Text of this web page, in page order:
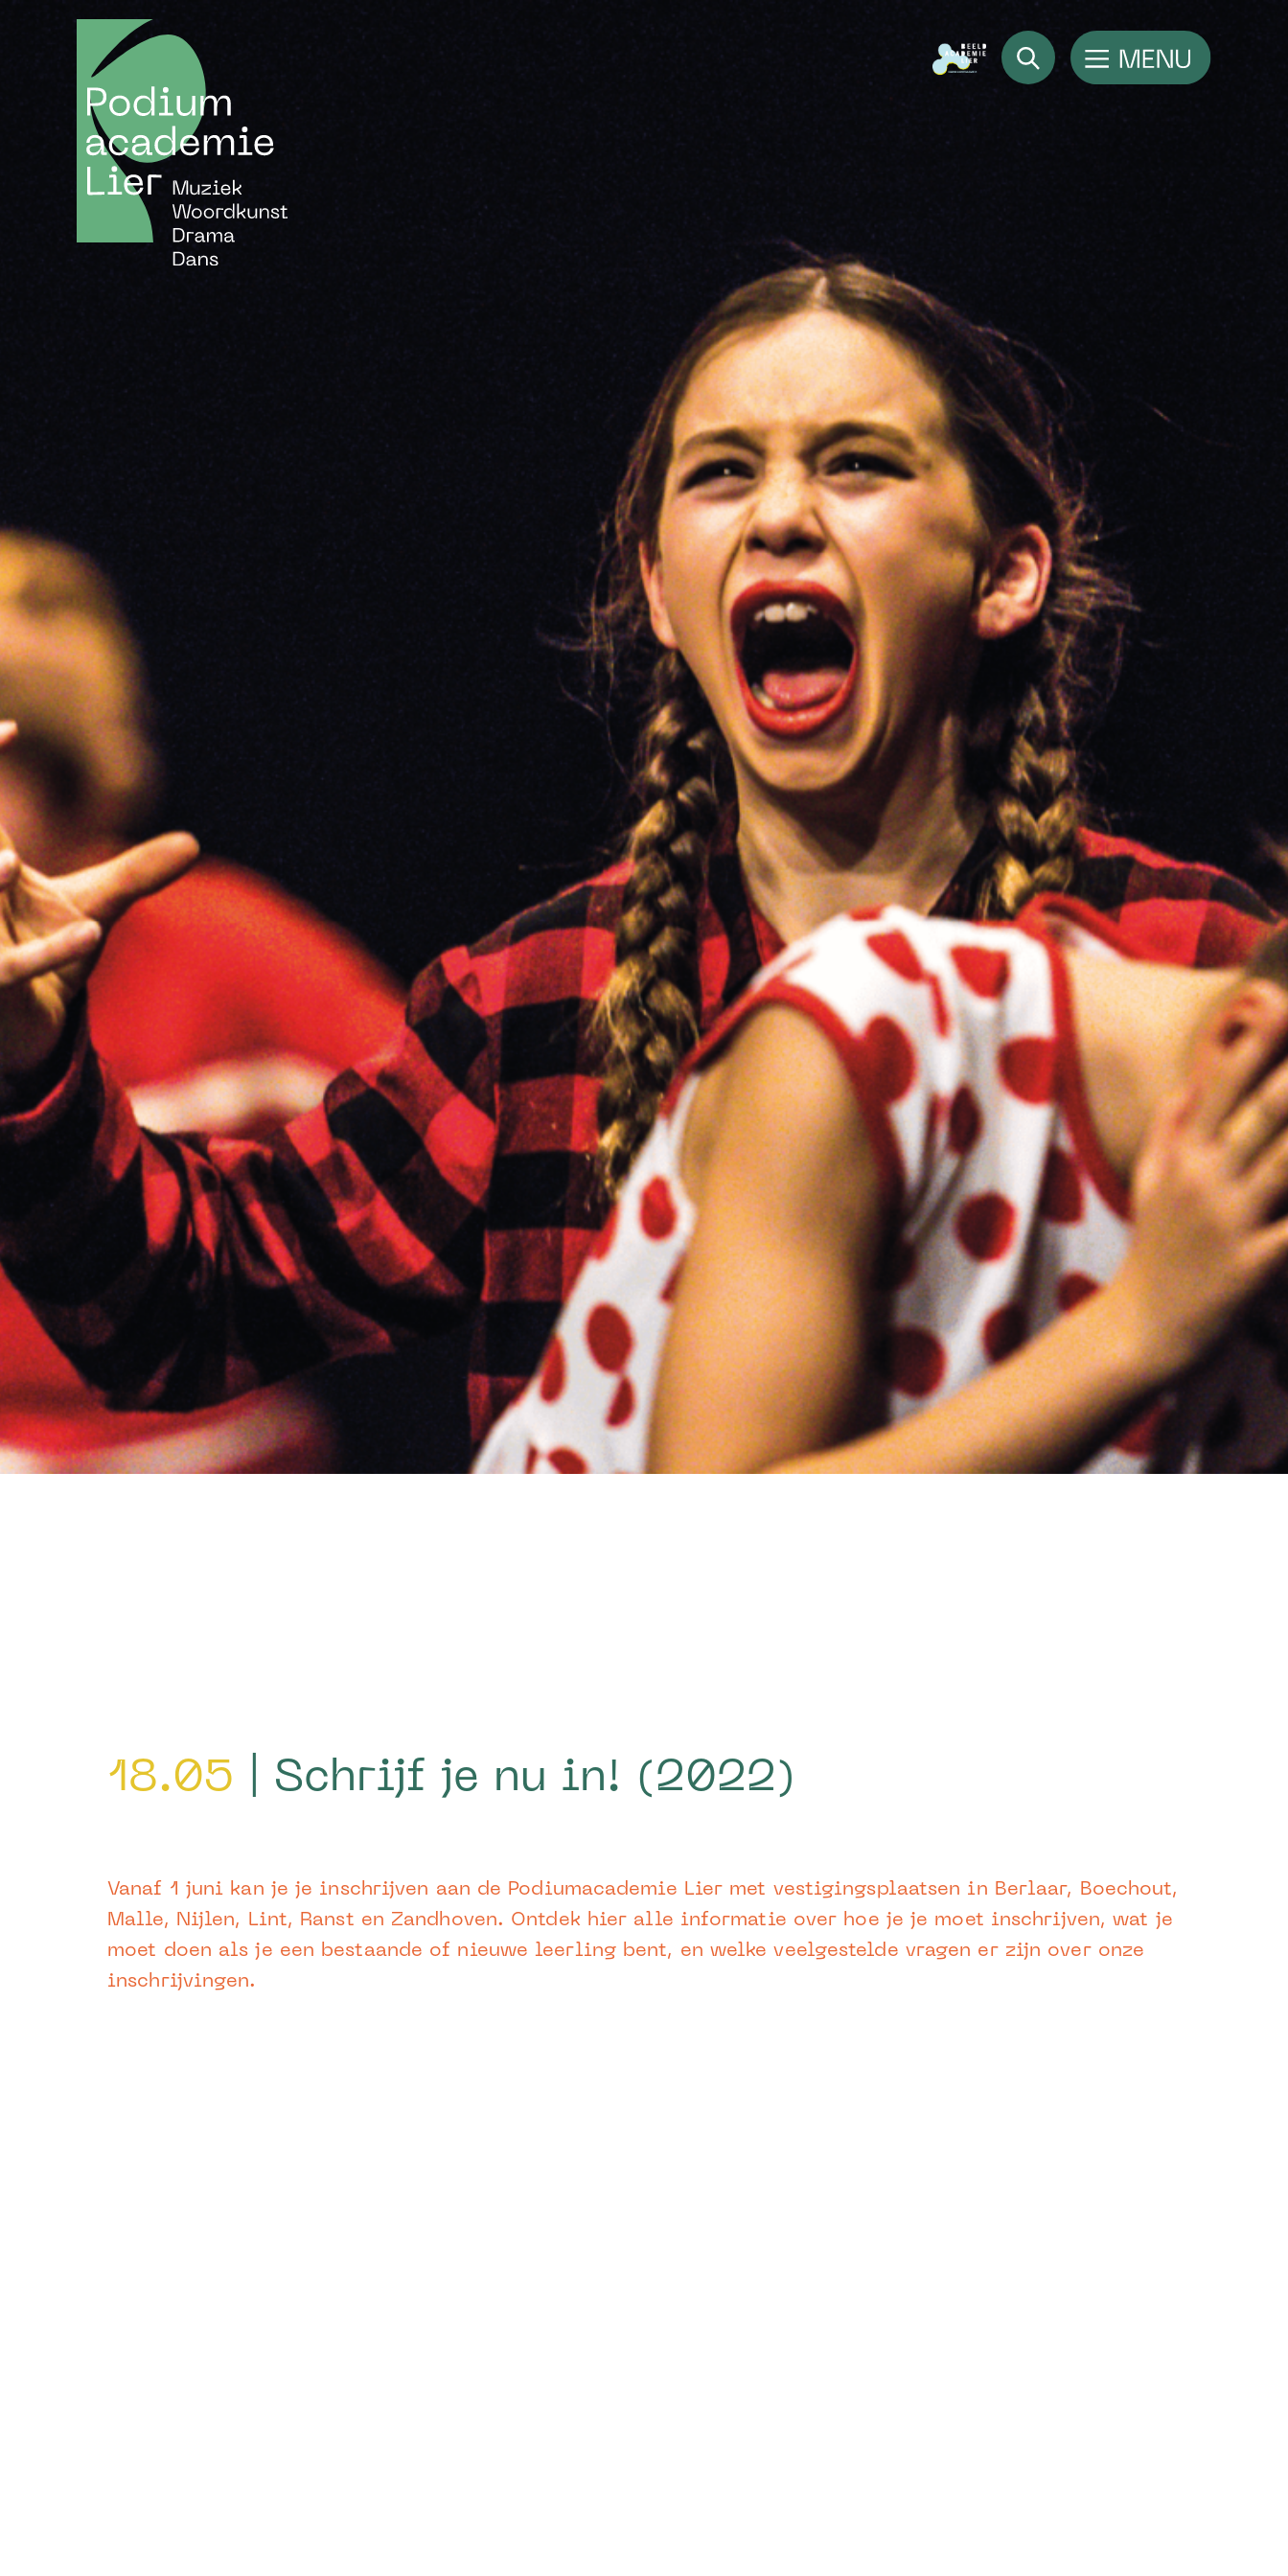
18.05 | Schrijf je nu in! (2022)
Vanaf 1 juni kan je je inschrijven aan de Podiumacademie Lier met vestigingsplaatsen in Berlaar, Boechout,
Malle, Nijlen, Lint, Ranst en Zandhoven. Ontdek hier alle informatie over hoe je je moet inschrijven, wat je
moet doen als je een bestaande of nieuwe leerling bent, en welke veelgestelde vragen er zijn over onze
inschrijvingen.